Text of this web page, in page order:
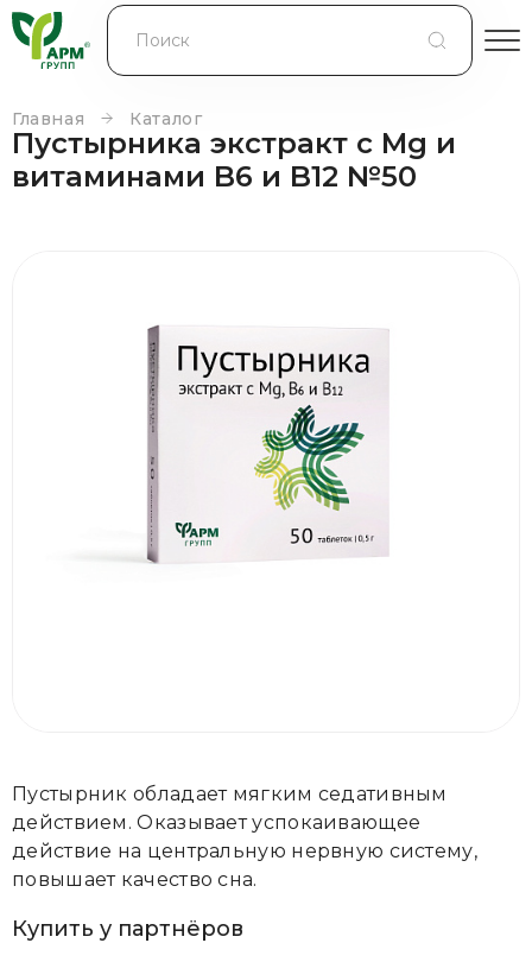
КОНТРАКТНОЕ ПРОИЗВОДСТВО
КОНТАКТЫ
Главная Каталог
Пустырника экстракт c Mg и
витаминами B6 и B12 №50
Пустырник обладает мягким седативным
действием. Оказывает успокаивающее
действие на центральную нервную систему,
повышает качество сна.
Купить у партнёров